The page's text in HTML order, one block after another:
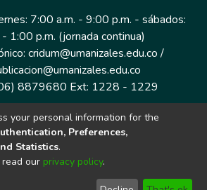
7:00 a.m. - 9:00 p.m. - sábados:
1:00 p.m. (jornada continua)
cridum@umanizales.edu.co /
8879680 Ext: 1228 - 1229
a # 19-03 Edificio histórico, piso 1
Manizales, Caldas
Colombia.
your personal information for the
Preferences,
Statistics.
our privacy policy.